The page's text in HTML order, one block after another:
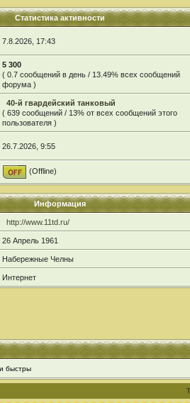
Статистика активности
7.8.2026, 17:43
5 300
( 0.7 сообщений в день / 13.49% всех сообщений
форума )
40-й гвардейский танковый
( 639 сообщений / 13% от всех сообщений этого
пользователя )
26.7.2026, 9:55
(Offline)
Информация
http://www.11td.ru/
26 Апрель 1961
Набережные Челны
Интернет
быстры